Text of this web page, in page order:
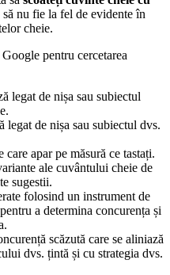
să nu fie la fel de evidente în
cheie.
pentru cercetarea
legat de nișa sau subiectul
legat de nișa sau subiectul dvs.
apar pe măsură ce tastați.
ale cuvântului cheie de
sugestii.
folosind un instrument de
a determina concurența și
scăzută care se aliniază
dvs. țintă și cu strategia dvs.